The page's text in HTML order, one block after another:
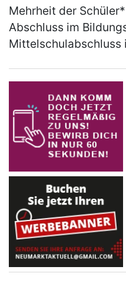
Mehrheit der
Abschluss im
Mittelschulabschluss
Berufsleben" f…(mehr)